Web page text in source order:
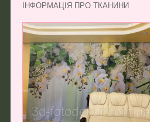
ІНФОРМАЦІЯ ПРО ТКАНИНИ